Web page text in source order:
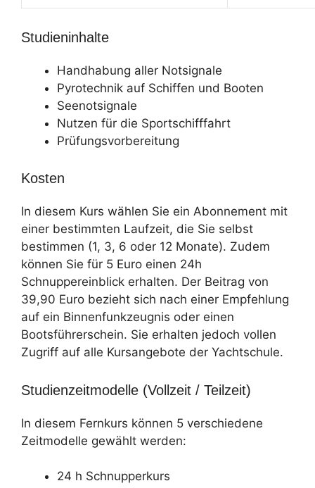
Studieninhalte
Handhabung aller Notsignale
Pyrotechnik auf Schiffen und Booten
Seenotsignale
Nutzen für die Sportschifffahrt
Prüfungsvorbereitung
Kosten
In diesem Kurs wählen Sie ein Abonnement mit
einer bestimmten Laufzeit, die Sie selbst
bestimmen (1, 3, 6 oder 12 Monate). Zudem
können Sie für 5 Euro einen 24h
Schnuppereinblick erhalten. Der Beitrag von
39,90 Euro bezieht sich nach einer Empfehlung
auf ein Binnenfunkzeugnis oder einen
Bootsführerschein. Sie erhalten jedoch vollen
Zugriff auf alle Kursangebote der Yachtschule.
Studienzeitmodelle (Vollzeit / Teilzeit)
In diesem Fernkurs können 5 verschiedene
Zeitmodelle gewählt werden:
24 h Schnupperkurs